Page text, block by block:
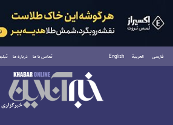
فارسی العربية English تماس با ما درباره ما
پنجشنبه ۱۵ مرداد ۱۴۰۵